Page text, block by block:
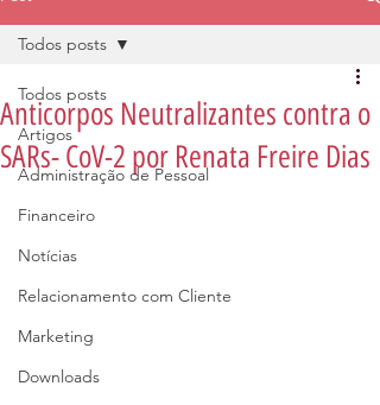
Todos posts
Artigos
Administração de Pessoal
Financeiro
Notícias
Relacionamento com Cliente
Marketing
Downloads
Todos posts
Anticorpos Neutralizantes contra o
SARs- CoV-2 por Renata Freire Dias